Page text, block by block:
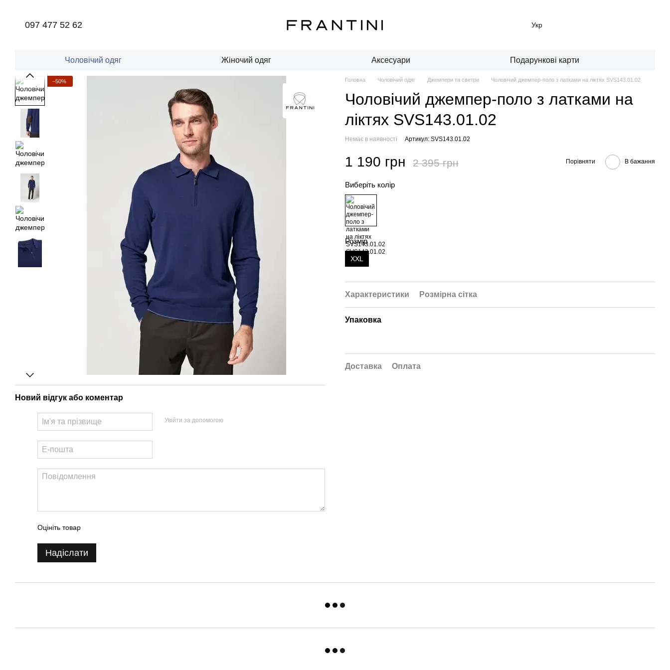
097 477 52 62 Укр
Чоловічий одяг Жіночий одяг Аксесуари Подарункові карти
−50%
Новий відгук або коментар
Увійти за допомогою
Оцініть товар
Надіслати
Головна Чоловічий одяг Джемпери та светри Чоловічий джемпер-поло з латками на ліктях SVS143.01.02
Чоловічий джемпер-поло з латками на
ліктях SVS143.01.02
Немає в наявності Артикул: SVS143.01.02
1 190 грн 2 395 грн Порівняти В бажання
Виберіть колір
Розмір
XXL
Характеристики Розмірна сітка
Упаковка
Доставка Оплата